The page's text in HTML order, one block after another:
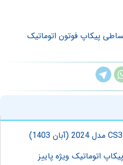
اتوماتیک ویژه پاییز